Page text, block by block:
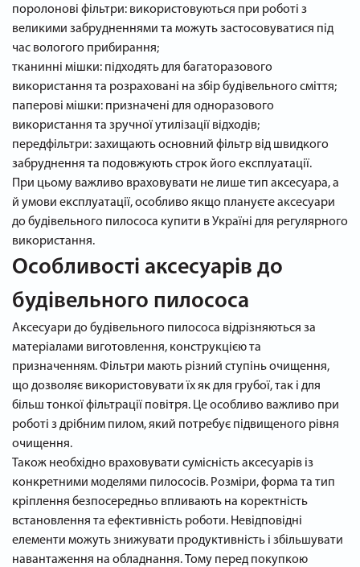
поролонові фільтри: використовуються при роботі з
великими забрудненнями та можуть застосовуватися під
час вологого прибирання;
тканинні мішки: підходять для багаторазового
використання та розраховані на збір будівельного сміття;
паперові мішки: призначені для одноразового
використання та зручної утилізації відходів;
передфільтри: захищають основний фільтр від швидкого
забруднення та подовжують строк його експлуатації.
При цьому важливо враховувати не лише тип аксесуара, а
й умови експлуатації, особливо якщо плануєте аксесуари
до будівельного пилососа купити в Україні для регулярного
використання.
Особливості аксесуарів до
будівельного пилососа
Аксесуари до будівельного пилососа відрізняються за
матеріалами виготовлення, конструкцією та
призначенням. Фільтри мають різний ступінь очищення,
що дозволяє використовувати їх як для грубої, так і для
більш тонкої фільтрації повітря. Це особливо важливо при
роботі з дрібним пилом, який потребує підвищеного рівня
очищення.
Також необхідно враховувати сумісність аксесуарів із
конкретними моделями пилососів. Розміри, форма та тип
кріплення безпосередньо впливають на коректність
встановлення та ефективність роботи. Невідповідні
елементи можуть знижувати продуктивність і збільшувати
навантаження на обладнання. Тому перед покупкою